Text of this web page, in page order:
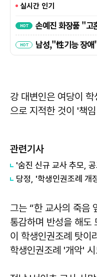
강 대변인은 여당이
으로 지적한 것이 '책
관련기사
당정, '학생인권조례 개
그는 “한 교사의 죽음
통감하며 반성을 해도
이 학생인권조례 탓이
학생인권조례 '개악'